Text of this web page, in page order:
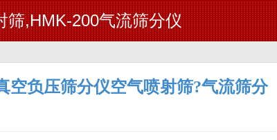
筛,HMK-200气流筛分仪
空负压筛分仪空气喷射筛?气流筛分